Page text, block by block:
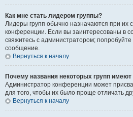
Как мне стать лидером группы?
Лидеры групп обычно назначаются при их
конференции. Если вы заинтересованы в
свяжитесь с администратором;
сообщение.
Вернуться к началу
Почему названия некоторых групп
Администратор конференции может
для того, чтобы их было проще отличать
Вернуться к началу